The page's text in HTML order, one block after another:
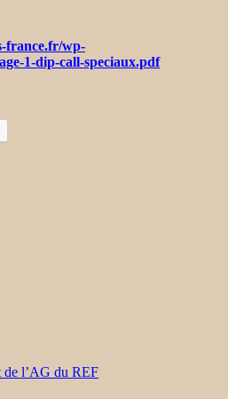
france.fr/wp-
1-dip-call-speciaux.pdf
de l’AG du REF